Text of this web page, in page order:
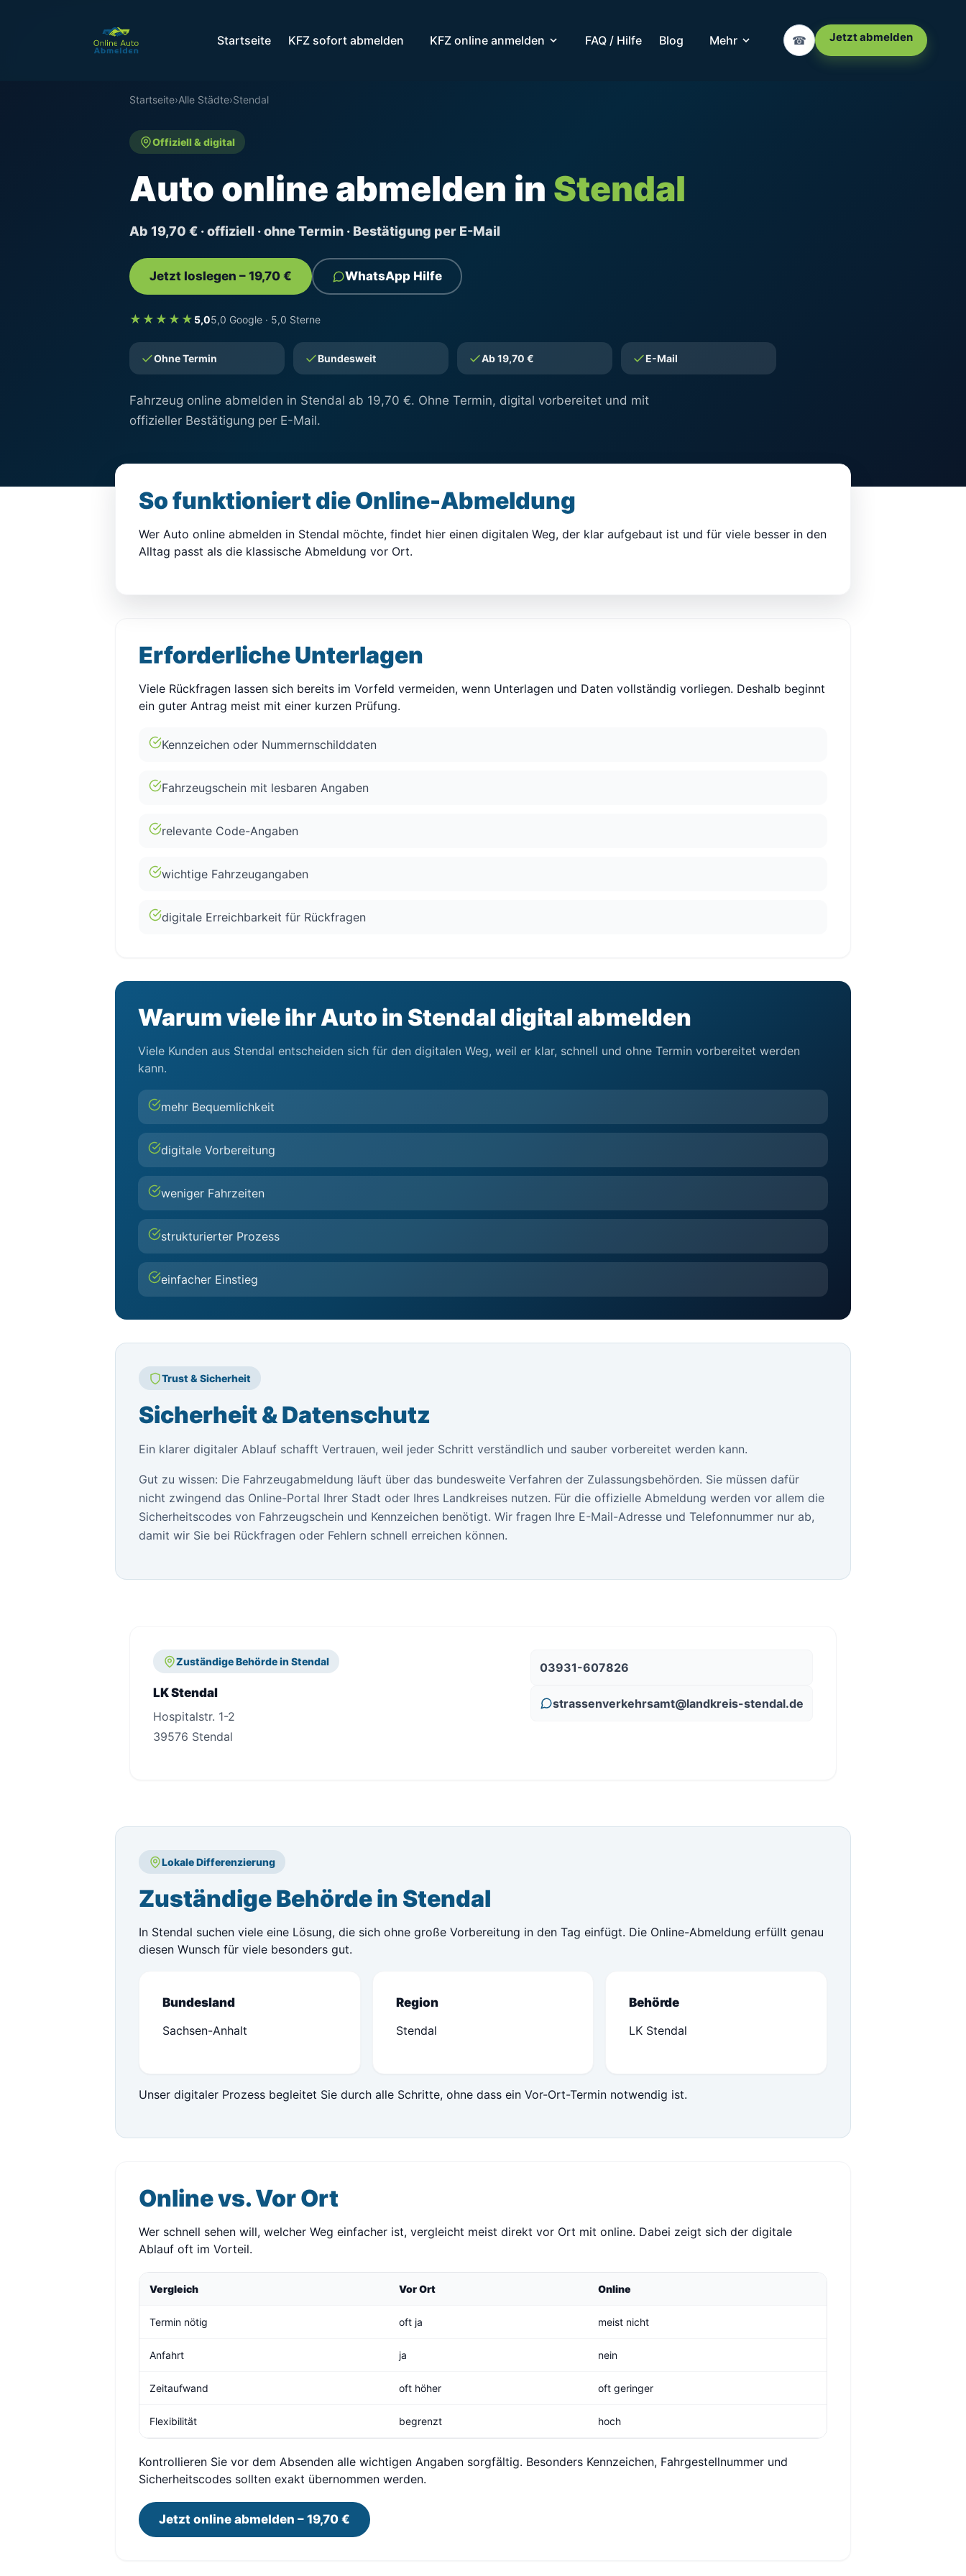
Startseite KFZ sofort abmelden KFZ online anmelden FAQ / Hilfe Blog Mehr ☎ Jetzt abmelden
Startseite›Alle Städte›Stendal
Offiziell & digital
Auto online abmelden in Stendal
Ab 19,70 € · offiziell · ohne Termin · Bestätigung per E-Mail
Jetzt loslegen – 19,70 € WhatsApp Hilfe
★★★★★ 5,05,0 Google · 5,0 Sterne
Ohne Termin Bundesweit Ab 19,70 € E-Mail
Fahrzeug online abmelden in Stendal ab 19,70 €. Ohne Termin, digital vorbereitet und mit
offizieller Bestätigung per E-Mail.
So funktioniert die Online-Abmeldung
Wer Auto online abmelden in Stendal möchte, findet hier einen digitalen Weg, der klar aufgebaut ist und für viele besser in den
Alltag passt als die klassische Abmeldung vor Ort.
Erforderliche Unterlagen
Viele Rückfragen lassen sich bereits im Vorfeld vermeiden, wenn Unterlagen und Daten vollständig vorliegen. Deshalb beginnt
ein guter Antrag meist mit einer kurzen Prüfung.
Kennzeichen oder Nummernschilddaten
Fahrzeugschein mit lesbaren Angaben
relevante Code-Angaben
wichtige Fahrzeugangaben
digitale Erreichbarkeit für Rückfragen
Warum viele ihr Auto in Stendal digital abmelden
Viele Kunden aus Stendal entscheiden sich für den digitalen Weg, weil er klar, schnell und ohne Termin vorbereitet werden
kann.
mehr Bequemlichkeit
digitale Vorbereitung
weniger Fahrzeiten
strukturierter Prozess
einfacher Einstieg
Trust & Sicherheit
Sicherheit & Datenschutz
Ein klarer digitaler Ablauf schafft Vertrauen, weil jeder Schritt verständlich und sauber vorbereitet werden kann.
Gut zu wissen: Die Fahrzeugabmeldung läuft über das bundesweite Verfahren der Zulassungsbehörden. Sie müssen dafür
nicht zwingend das Online-Portal Ihrer Stadt oder Ihres Landkreises nutzen. Für die offizielle Abmeldung werden vor allem die
Sicherheitscodes von Fahrzeugschein und Kennzeichen benötigt. Wir fragen Ihre E-Mail-Adresse und Telefonnummer nur ab,
damit wir Sie bei Rückfragen oder Fehlern schnell erreichen können.
Zuständige Behörde in Stendal
LK Stendal
Hospitalstr. 1-2
39576 Stendal
03931-607826
strassenverkehrsamt@landkreis-stendal.de
Lokale Differenzierung
Zuständige Behörde in Stendal
In Stendal suchen viele eine Lösung, die sich ohne große Vorbereitung in den Tag einfügt. Die Online-Abmeldung erfüllt genau
diesen Wunsch für viele besonders gut.
Bundesland
Sachsen-Anhalt
Region
Stendal
Behörde
LK Stendal
Unser digitaler Prozess begleitet Sie durch alle Schritte, ohne dass ein Vor-Ort-Termin notwendig ist.
Online vs. Vor Ort
Wer schnell sehen will, welcher Weg einfacher ist, vergleicht meist direkt vor Ort mit online. Dabei zeigt sich der digitale
Ablauf oft im Vorteil.
Vergleich Vor Ort Online
Termin nötig oft ja meist nicht
Anfahrt ja nein
Zeitaufwand oft höher oft geringer
Flexibilität begrenzt hoch
Kontrollieren Sie vor dem Absenden alle wichtigen Angaben sorgfältig. Besonders Kennzeichen, Fahrgestellnummer und
Sicherheitscodes sollten exakt übernommen werden.
Jetzt online abmelden – 19,70 €